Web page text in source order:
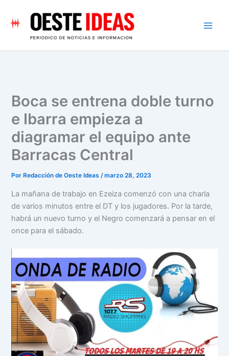
contenido
Boca se entrena doble turno
e Ibarra empieza a
diagramar el equipo ante
Barracas Central
Por Redacción de Oeste Ideas/marzo 28, 2023
La mañana de trabajo en Ezeiza comenzó con una charla
de varios minutos entre el DT y los jugadores. Por la tarde,
habrá un nuevo turno y el Negro comenzará a pensar en el
once para el sábado.